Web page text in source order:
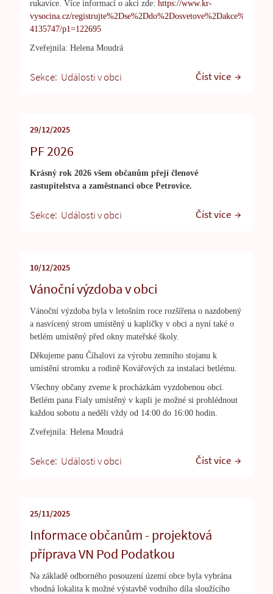
rukavice. Více informací o akci zde: https://www.kr-
vysocina.cz/
4135747/p1=122695
Zveřejnila: Helena Moudrá
Sekce: Události v obci Číst více
29/12/2025
PF 2026
Krásný rok 2026 všem občanům přejí členové
zastupitelstva a zaměstnanci obce Petrovice.
Sekce: Události v obci Číst více
10/12/2025
Vánoční výzdoba v obci
Vánoční výzdoba byla v letošním roce rozšířena o nazdobený
a nasvícený strom umístěný u kapličky v obci a nyní také o
betlém umístěný před okny mateřské školy.
Děkujeme panu Číhalovi za výrobu zemního stojanu k
umístění stromku a rodině Kovářových za instalaci betlému.
Všechny občany zveme k procházkám vyzdobenou obcí.
Betlém pana Fialy umístěný v kapli je možné si prohlédnout
každou sobotu a neděli vždy od 14:00 do 16:00 hodin.
Zveřejnila: Helena Moudrá
Sekce: Události v obci Číst více
25/11/2025
Informace občanům - projektová
příprava VN Pod Podatkou
Na základě odborného posouzení území obce byla vybrána
vhodná lokalita k možné výstavbě vodního díla sloužícího